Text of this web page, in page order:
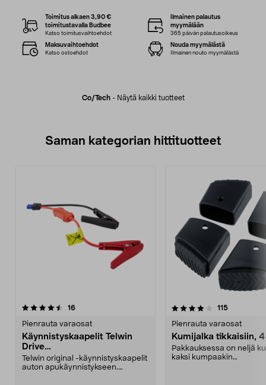
Co/tech- Näytä kaikki tuotteet
Toimitus alkaen 3,90 €
toimitustavalla Budbee
Katso toimitusvaihtoehdot
Ilmainen palautus
myymälään
365 päivän palautusoikeus
Maksuvaihtoehdot
Katso ostoehdot
Nouda myymälästä
Ilmainen nouto myymälästä
Saman kategorian hittituotteet
16arvostelut
Pienrauta varaosat
Käynnistyskaapelit Telwin
Drive
Mini/9000/13000/1250/150
0/1750, EC5
Telwin original -käynnistyskaapelit
auton apukäynnistykseen.
4.0 viidestä
115arvostelut
Pienrauta varaosat
Kumijalka tikkaisiin,
Pakkauksessa on neljä
kaksi kumpaakin
4.5 viidestä